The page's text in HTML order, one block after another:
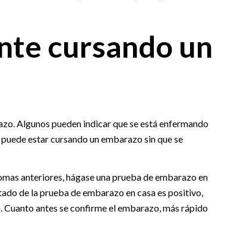
cursando un
Algunos pueden indicar que se está enfermando
estar cursando un embarazo sin que se
anteriores, hágase una prueba de embarazo en
de la prueba de embarazo en casa es positivo,
antes se confirme el embarazo, más rápido